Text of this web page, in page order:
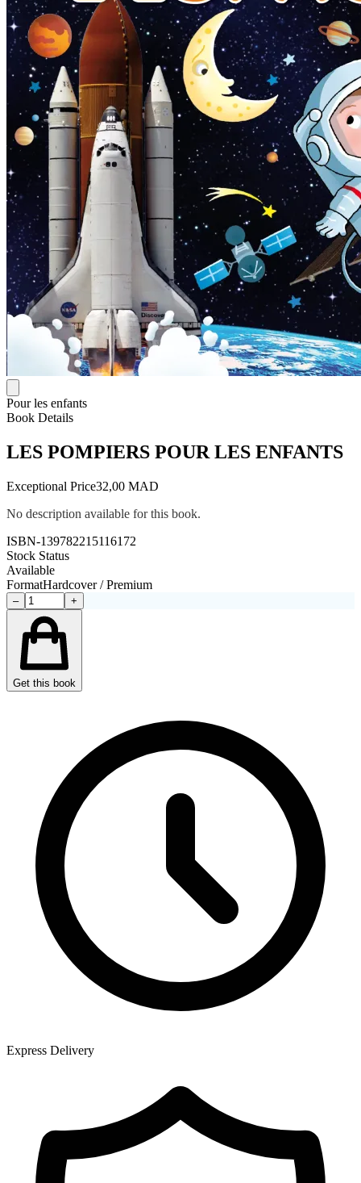
Pour les enfants
Book Details
LES POMPIERS POUR LES ENFANTS
Exceptional Price32,00 MAD
No description available for this book.
ISBN-139782215116172
Stock Status
Available
FormatHardcover / Premium
– +
Get this book
Express Delivery